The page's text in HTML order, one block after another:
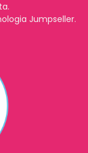
Jumpseller.